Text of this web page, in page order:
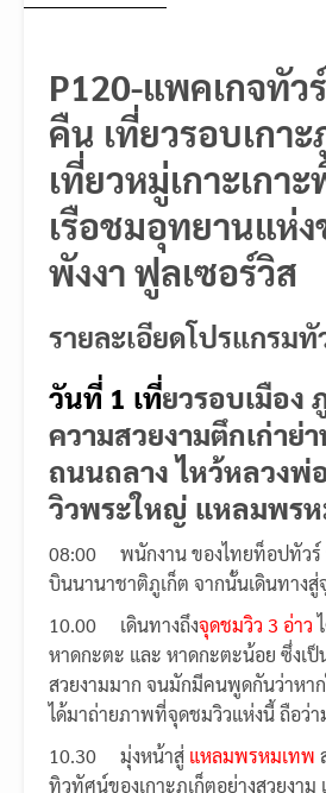
P120-แพคเกจทัว
คืน เที่ยวรอบเกาะ
เที่ยวหมู่เกาะเกา
เรือชมอุทยานแห่ง
พังงา ฟูลเซอร์วิส
รายละเอียดโปรแกรมทั
วันที่ 1 เที่ยวรอบเมือง
ความสวยงามตึกเก่าย่
ถนนถลาง ไหว้หลวงพ่
วิวพระใหญ่ แหลมพร
08:00 พนักงาน ของไทยท็อปทัวร์
บินนานาชาติภูเก็ต จากนั้นเดินทางสู่
10.00 เดินทางถึงจุดชมวิว 3 อ่าว
หาดกะตะ และ หาดกะตะน้อย ซึ่งเ
สวยงามมาก จนมักมีคนพูดกันว่าหาก
ได้มาถ่ายภาพที่จุดชมวิวแห่งนี้ ถือว่า
10.30 มุ่งหน้าสู่ แหลมพรหมเทพ
ทิวทัศน์ของเกาะภูเก็ตอย่างสวยงาม